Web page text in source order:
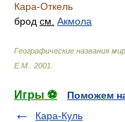
Кара-Откель
брод см. Акмола
Географические названия
Е.М.
2001
Игры ⚽
Поможем
Кара-Куль